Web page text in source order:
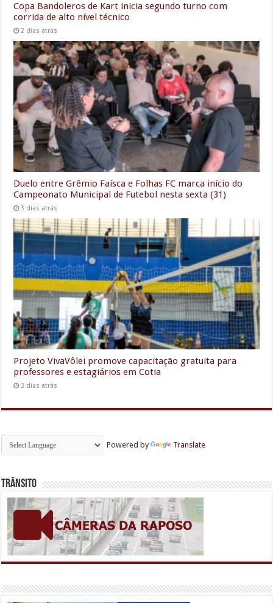
Copa Bandoleros de Kart inicia segundo turno com
corrida de alto nível técnico
2 dias atrás
Duelo entre Grêmio Faísca e Folhas FC marca início do
Campeonato Municipal de Futebol nesta sexta (31)
3 dias atrás
Projeto VivaVôlei promove capacitação gratuita para
professores e estagiários em Cotia
3 dias atrás
Powered by Translate
Trânsito